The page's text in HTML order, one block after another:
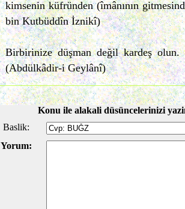
kimsenin küfründen (îmânının
bin Kutbüddîn İznikî)
Birbirinize düşman değil kardeş
(Abdülkâdir-i Geylânî)
Konu ile alakali düsüncelerinizi
Baslik:
Yorum: